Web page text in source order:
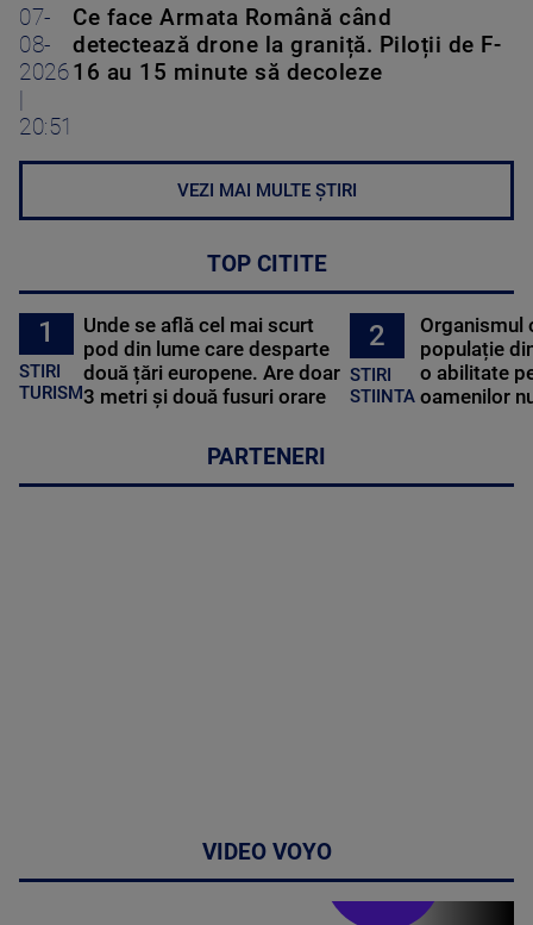
07-
08-
2026
20:51
Ce face Armata Română când
detectează drone la graniță. Piloții de F-
16 au 15 minute să decoleze
VEZI MAI MULTE ȘTIRI
TOP CITITE
1
STIRI
TURISM
Unde se află cel mai scurt
pod din lume care desparte
două țări europene. Are doar
3 metri și două fusuri orare
2
STIRI
STIINTA
Organismul
populație
o abilitate
oamenilor
PARTENERI
VIDEO VOYO